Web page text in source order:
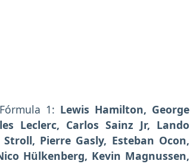
1: Lewis Hamilton, George
Leclerc, Carlos Sainz Jr, Lando
Pierre Gasly, Esteban Ocon,
Hülkenberg, Kevin Magnussen,